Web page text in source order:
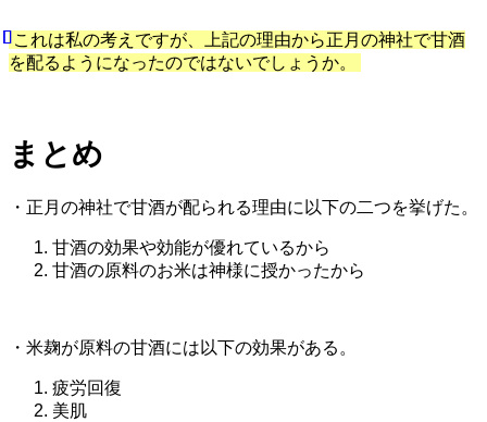
これは私の考えですが、上記の理由から正月の神社で甘酒
を配るようになったのではないでしょうか。
まとめ
・正月の神社で甘酒が配られる理由に以下の二つを挙げた。
甘酒の効果や効能が優れているから
甘酒の原料のお米は神様に授かったから
・米麹が原料の甘酒には以下の効果がある。
疲労回復
美肌